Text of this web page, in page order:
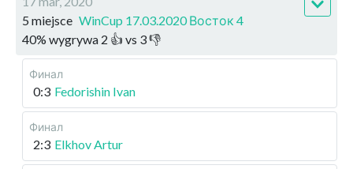
5 miejsce WinCup 17.03.2020 Восток 4
40% wygrywa 2 👍 vs 3👎
Финал
0:3 Fedorishin Ivan
Финал
2:3 Elkhov Artur